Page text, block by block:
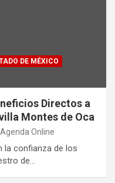
DE MÉXICO
Directos a
Montes de Oca
Agenda Online
la confianza de los
de…